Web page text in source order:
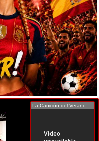
La Canción del Verano